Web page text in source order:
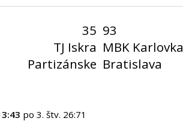
35
TJ Iskra
Partizánske
93
MBK Karlovka
Bratislava
po 3. štv. 26:71